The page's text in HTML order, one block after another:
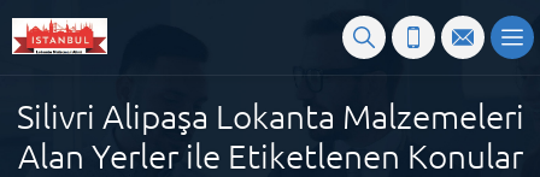
Silivri Alipaşa Lokanta Malzemeleri
Alan Yerler ile Etiketlenen Konular